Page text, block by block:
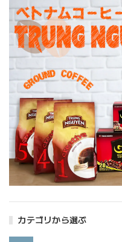
カテゴリから選ぶ